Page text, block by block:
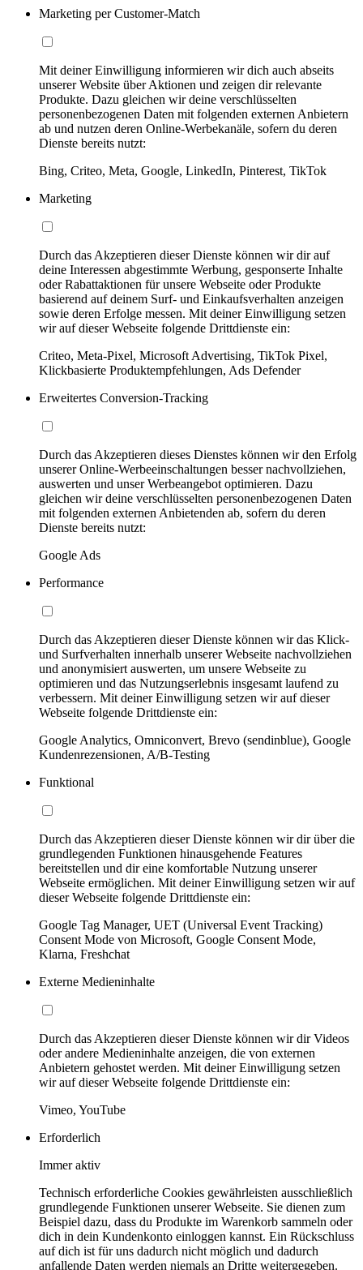
Marketing per Customer-Match
Mit deiner Einwilligung informieren wir dich auch abseits
unserer Website über Aktionen und zeigen dir relevante
Produkte. Dazu gleichen wir deine verschlüsselten
personenbezogenen Daten mit folgenden externen Anbietern
ab und nutzen deren Online-Werbekanäle, sofern du deren
Dienste bereits nutzt:
Bing, Criteo, Meta, Google, LinkedIn, Pinterest, TikTok
Marketing
Durch das Akzeptieren dieser Dienste können wir dir auf
deine Interessen abgestimmte Werbung, gesponserte Inhalte
oder Rabattaktionen für unsere Webseite oder Produkte
basierend auf deinem Surf- und Einkaufsverhalten anzeigen
sowie deren Erfolge messen. Mit deiner Einwilligung setzen
wir auf dieser Webseite folgende Drittdienste ein:
Criteo, Meta-Pixel, Microsoft Advertising, TikTok Pixel,
Klickbasierte Produktempfehlungen, Ads Defender
Erweitertes Conversion-Tracking
Durch das Akzeptieren dieses Dienstes können wir den Erfolg
unserer Online-Werbeeinschaltungen besser nachvollziehen,
auswerten und unser Werbeangebot optimieren. Dazu
gleichen wir deine verschlüsselten personenbezogenen Daten
mit folgenden externen Anbietenden ab, sofern du deren
Dienste bereits nutzt:
Google Ads
Performance
Durch das Akzeptieren dieser Dienste können wir das Klick-
und Surfverhalten innerhalb unserer Webseite nachvollziehen
und anonymisiert auswerten, um unsere Webseite zu
optimieren und das Nutzungserlebnis insgesamt laufend zu
verbessern. Mit deiner Einwilligung setzen wir auf dieser
Webseite folgende Drittdienste ein:
Google Analytics, Omniconvert, Brevo (sendinblue), Google
Kundenrezensionen, A/B-Testing
Funktional
Durch das Akzeptieren dieser Dienste können wir dir über die
grundlegenden Funktionen hinausgehende Features
bereitstellen und dir eine komfortable Nutzung unserer
Webseite ermöglichen. Mit deiner Einwilligung setzen wir auf
dieser Webseite folgende Drittdienste ein:
Google Tag Manager, UET (Universal Event Tracking)
Consent Mode von Microsoft, Google Consent Mode,
Klarna, Freshchat
Externe Medieninhalte
Durch das Akzeptieren dieser Dienste können wir dir Videos
oder andere Medieninhalte anzeigen, die von externen
Anbietern gehostet werden. Mit deiner Einwilligung setzen
wir auf dieser Webseite folgende Drittdienste ein:
Vimeo, YouTube
Erforderlich
Immer aktiv
Technisch erforderliche Cookies gewährleisten ausschließlich
grundlegende Funktionen unserer Webseite. Sie dienen zum
Beispiel dazu, dass du Produkte im Warenkorb sammeln oder
dich in dein Kundenkonto einloggen kannst. Ein Rückschluss
auf dich ist für uns dadurch nicht möglich und dadurch
anfallende Daten werden niemals an Dritte weitergegeben.